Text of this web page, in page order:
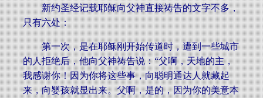
新约圣经记载耶稣向父神直接祷告的文字不多，
只有六处：
第一次，是在耶稣刚开始传道时，遭到一些城市
的人拒绝后，他向父神祷告说：“父啊，天地的主，
我感谢你！因为你将这些事，向聪明通达人就藏起
来，向婴孩就显出来。父啊，是的，因为你的美意本